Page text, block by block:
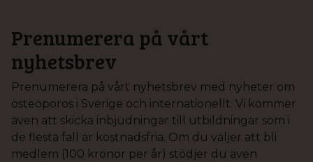
Prenumerera på vårt
nyhetsbrev
Prenumerera på vårt nyhetsbrev med nyheter om
osteoporos i Sverige och internationellt. Vi kommer
även att skicka inbjudningar till utbildningar som i
de flesta fall är kostnadsfria. Om du väljer att bli
medlem (100 kronor per år) stödjer du även